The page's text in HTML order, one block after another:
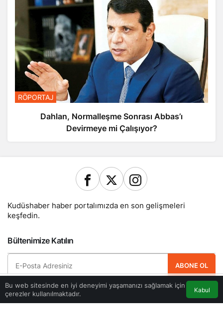
RÖPORTAJ
Dahlan, Normalleşme Sonrası Abbas’ı
Devirmeye mi Çalışıyor?
Bu web sitesinde en iyi deneyimi yaşamanızı sağlamak için
çerezler kullanılmaktadır.
Kabul
Kudüshaber haber portalımızda en son gelişmeleri
keşfedin.
Bültenimize Katılın
ABONE OL
Hemen ücretsiz üye olun ve yeni güncellemelerden haberdar olan ilk kişi
olun.Anasayfa Akış Trafik